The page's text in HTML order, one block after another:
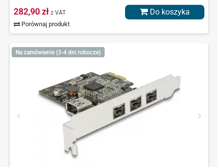
282,90 zł z VAT
Porównaj produkt
Do koszyka
Na zamówienie (3-4 dni robocze)